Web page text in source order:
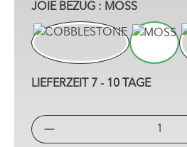
JOIE BEZUGAUSWÄHLEN
: MOSS
COBBLESTONE MOSS
LIEFERZEIT 7 - 10 TAGE